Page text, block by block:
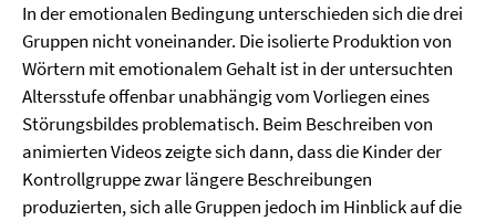
In der emotionalen Bedingung unterschieden sich die drei
Gruppen nicht voneinander. Die isolierte Produktion von
Wörtern mit emotionalem Gehalt ist in der untersuchten
Altersstufe offenbar unabhängig vom Vorliegen eines
Störungsbildes problematisch. Beim Beschreiben von
animierten Videos zeigte sich dann, dass die Kinder der
Kontrollgruppe zwar längere Beschreibungen
produzierten, sich alle Gruppen jedoch im Hinblick auf die